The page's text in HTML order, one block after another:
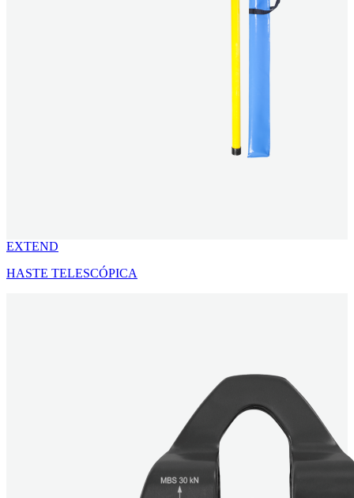
EXTEND
HASTE TELESCÓPICA